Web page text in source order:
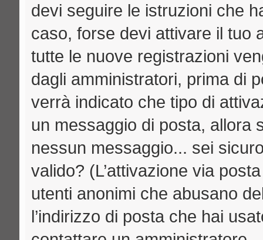
devi seguire le istruzioni che
caso, forse devi attivare il tuo
tutte le nuove registrazioni
dagli amministratori, prima di
verrà indicato che tipo di
un messaggio di posta, allora
nessun messaggio... sei
valido? (L’attivazione via
utenti anonimi che abusano
l’indirizzo di posta che hai